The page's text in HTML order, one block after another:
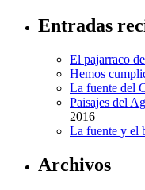
Entradas
El pajarraco
Hemos
La fuente del
Paisajes del
2016
La fuente y el
Archivos